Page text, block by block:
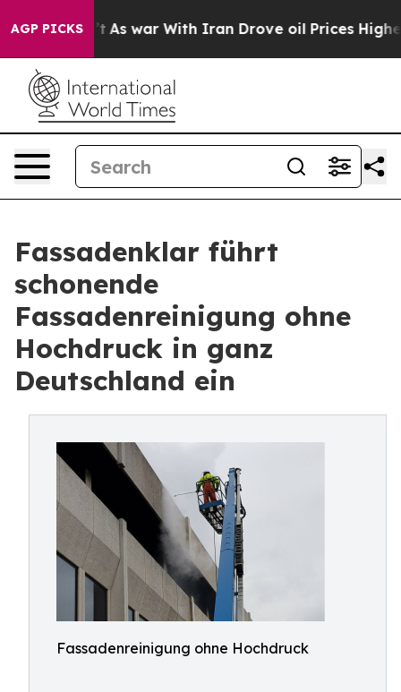
AGP PICKS
As war With Iran Drove oil Prices Higher,
Fassadenklar führt
schonende
Fassadenreinigung ohne
Hochdruck in ganz
Deutschland ein
Fassadenreinigung ohne Hochdruck